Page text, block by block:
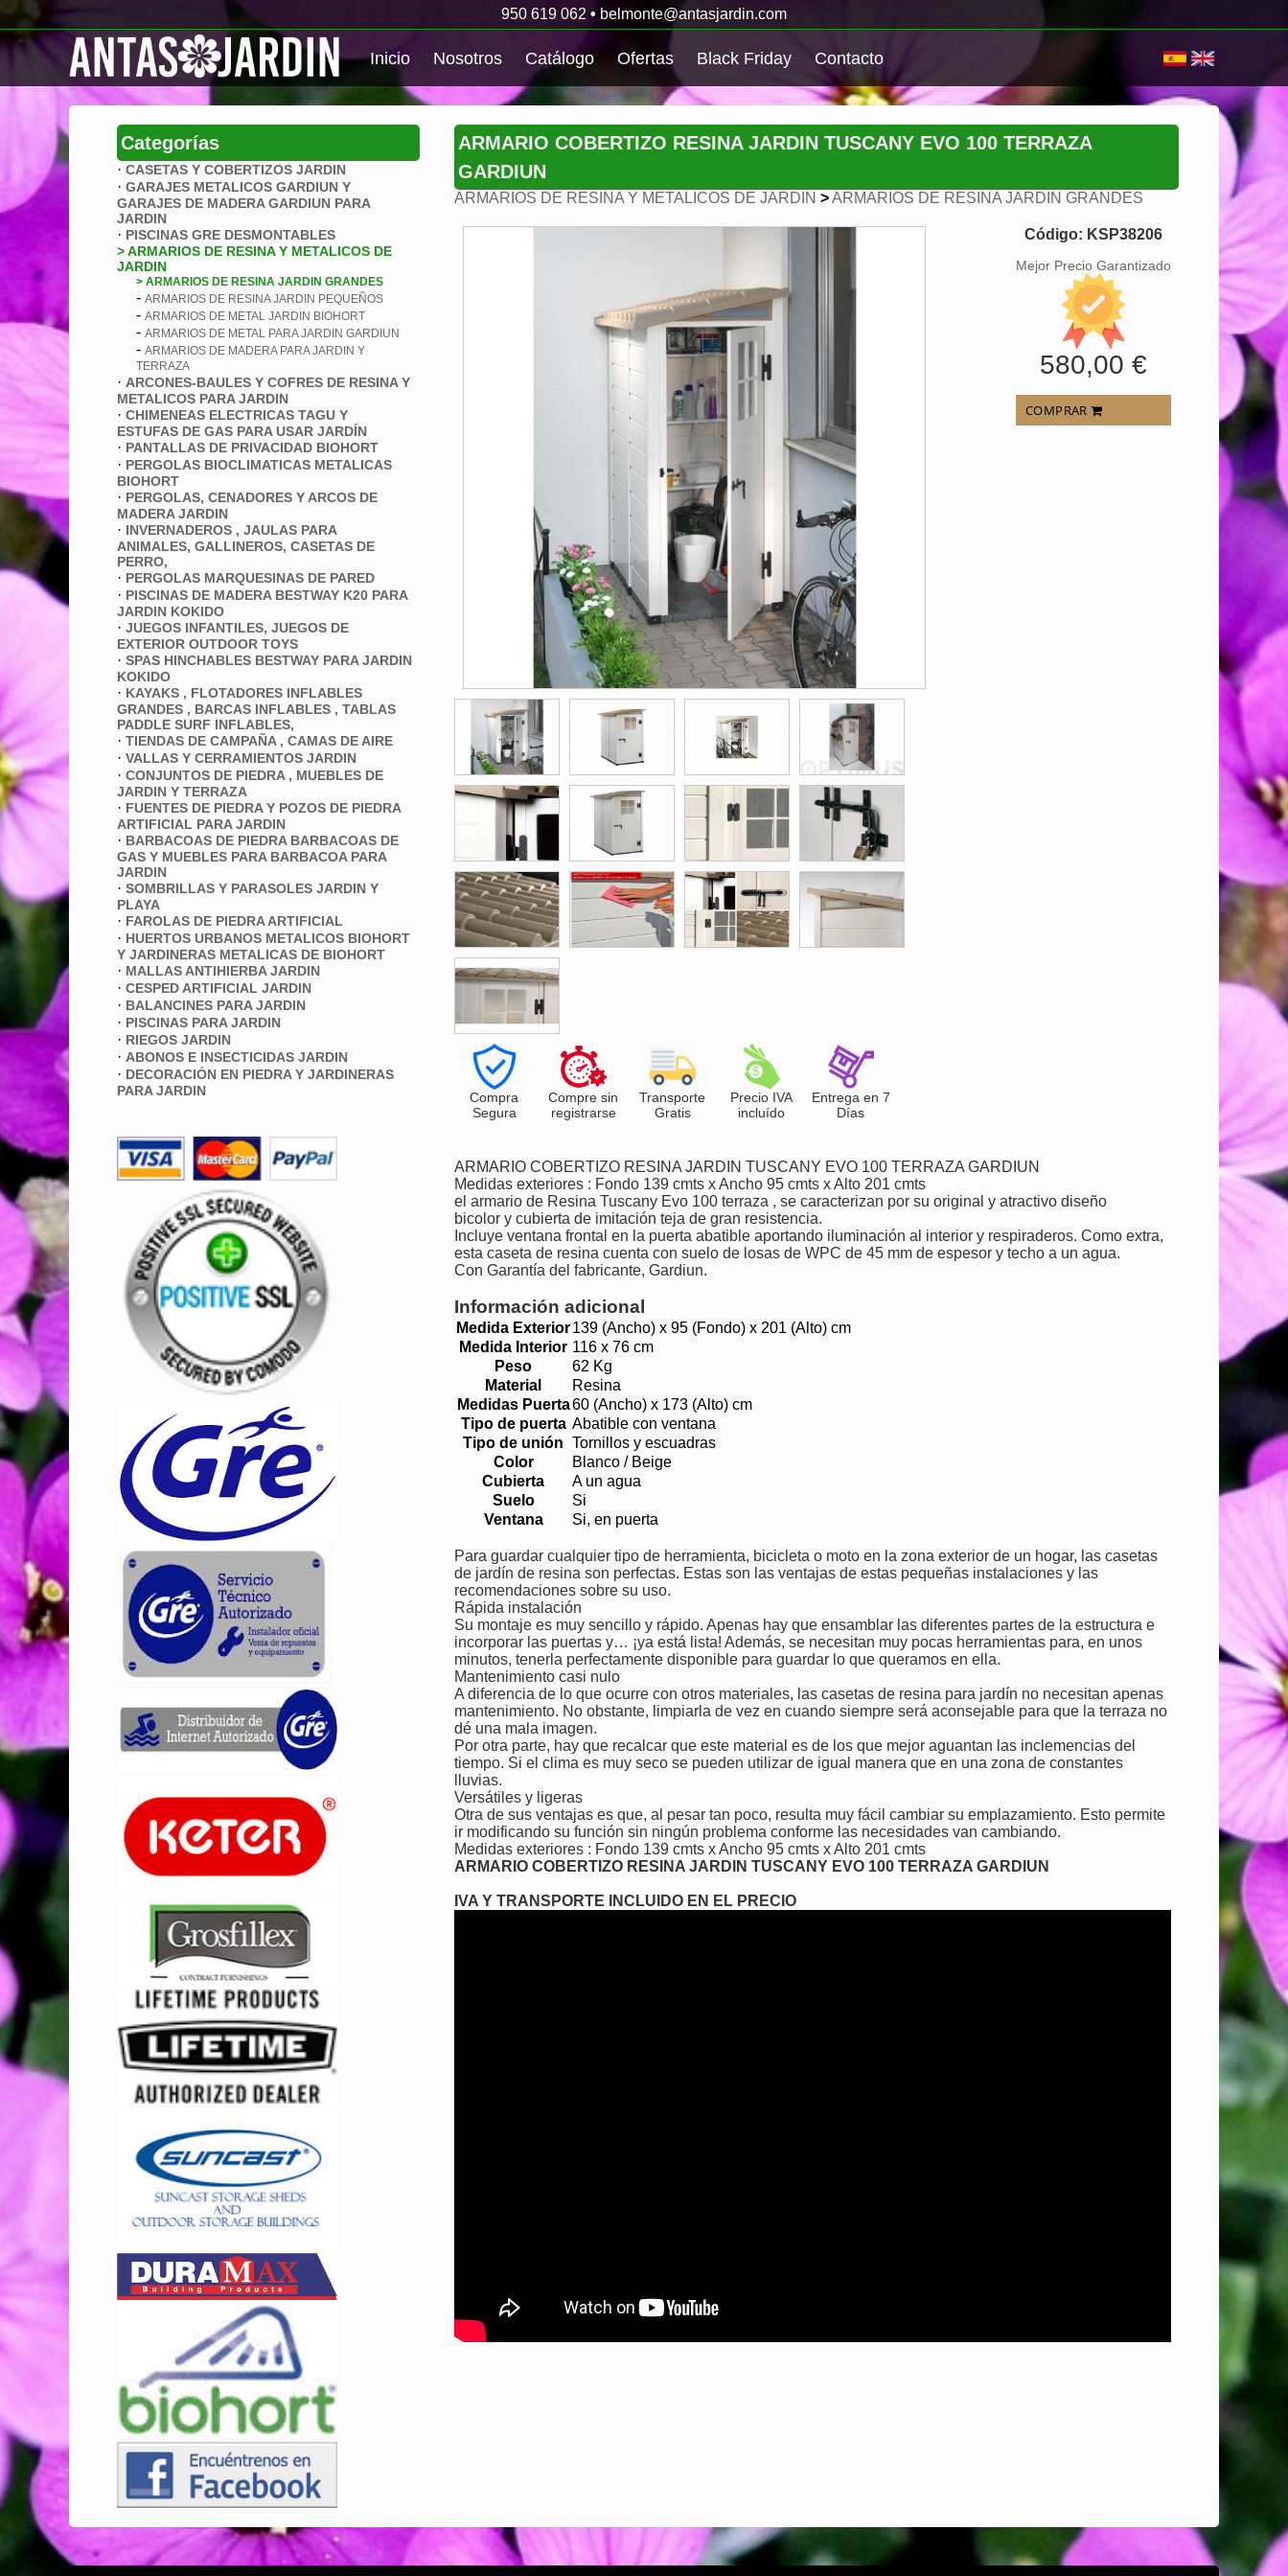
950 619 062 • belmonte@antasjardin.com
Inicio Nosotros Catálogo Ofertas Black Friday Contacto
Categorías
· CASETAS Y COBERTIZOS JARDIN
· GARAJES METALICOS GARDIUN Y
GARAJES DE MADERA GARDIUN PARA
JARDIN
· PISCINAS GRE DESMONTABLES
> ARMARIOS DE RESINA Y METALICOS DE
JARDIN
> ARMARIOS DE RESINA JARDIN GRANDES
- ARMARIOS DE RESINA JARDIN PEQUEÑOS
- ARMARIOS DE METAL JARDIN BIOHORT
- ARMARIOS DE METAL PARA JARDIN GARDIUN
- ARMARIOS DE MADERA PARA JARDIN Y
TERRAZA
· ARCONES-BAULES Y COFRES DE RESINA Y
METALICOS PARA JARDIN
· CHIMENEAS ELECTRICAS TAGU Y
ESTUFAS DE GAS PARA USAR JARDÍN
· PANTALLAS DE PRIVACIDAD BIOHORT
· PERGOLAS BIOCLIMATICAS METALICAS
BIOHORT
· PERGOLAS, CENADORES Y ARCOS DE
MADERA JARDIN
· INVERNADEROS , JAULAS PARA
ANIMALES, GALLINEROS, CASETAS DE
PERRO,
· PERGOLAS MARQUESINAS DE PARED
· PISCINAS DE MADERA BESTWAY K20 PARA
JARDIN KOKIDO
· JUEGOS INFANTILES, JUEGOS DE
EXTERIOR OUTDOOR TOYS
· SPAS HINCHABLES BESTWAY PARA JARDIN
KOKIDO
· KAYAKS , FLOTADORES INFLABLES
GRANDES , BARCAS INFLABLES , TABLAS
PADDLE SURF INFLABLES,
· TIENDAS DE CAMPAÑA , CAMAS DE AIRE
· VALLAS Y CERRAMIENTOS JARDIN
· CONJUNTOS DE PIEDRA , MUEBLES DE
JARDIN Y TERRAZA
· FUENTES DE PIEDRA Y POZOS DE PIEDRA
ARTIFICIAL PARA JARDIN
· BARBACOAS DE PIEDRA BARBACOAS DE
GAS Y MUEBLES PARA BARBACOA PARA
JARDIN
· SOMBRILLAS Y PARASOLES JARDIN Y
PLAYA
· FAROLAS DE PIEDRA ARTIFICIAL
· HUERTOS URBANOS METALICOS BIOHORT
Y JARDINERAS METALICAS DE BIOHORT
· MALLAS ANTIHIERBA JARDIN
· CESPED ARTIFICIAL JARDIN
· BALANCINES PARA JARDIN
· PISCINAS PARA JARDIN
· RIEGOS JARDIN
· ABONOS E INSECTICIDAS JARDIN
· DECORACIÓN EN PIEDRA Y JARDINERAS
PARA JARDIN
ARMARIO COBERTIZO RESINA JARDIN TUSCANY EVO 100 TERRAZA
GARDIUN
ARMARIOS DE RESINA Y METALICOS DE JARDIN >ARMARIOS DE RESINA JARDIN GRANDES
Compra
Segura
Compre sin
registrarse
Transporte
Gratis
Precio IVA
incluído
Entrega en 7
Días
Código: KSP38206
Mejor Precio Garantizado
580,00 €
COMPRAR
ARMARIO COBERTIZO RESINA JARDIN TUSCANY EVO 100 TERRAZA GARDIUN
Medidas exteriores : Fondo 139 cmts x Ancho 95 cmts x Alto 201 cmts
el armario de Resina Tuscany Evo 100 terraza , se caracterizan por su original y atractivo diseño
bicolor y cubierta de imitación teja de gran resistencia.
Incluye ventana frontal en la puerta abatible aportando iluminación al interior y respiraderos. Como extra,
esta caseta de resina cuenta con suelo de losas de WPC de 45 mm de espesor y techo a un agua.
Con Garantía del fabricante, Gardiun.
Información adicional
Medida Exterior139 (Ancho) x 95 (Fondo) x 201 (Alto) cm
Medida Interior 116 x 76 cm
Peso
62 Kg
Material
Resina
Medidas Puerta60 (Ancho) x 173 (Alto) cm
Tipo de puerta Abatible con ventana
Tipo de unión Tornillos y escuadras
Color
Blanco / Beige
Cubierta
A un agua
Suelo
Si
Ventana
Si, en puerta
Para guardar cualquier tipo de herramienta, bicicleta o moto en la zona exterior de un hogar, las casetas
de jardín de resina son perfectas. Estas son las ventajas de estas pequeñas instalaciones y las
recomendaciones sobre su uso.
Rápida instalación
Su montaje es muy sencillo y rápido. Apenas hay que ensamblar las diferentes partes de la estructura e
incorporar las puertas y… ¡ya está lista! Además, se necesitan muy pocas herramientas para, en unos
minutos, tenerla perfectamente disponible para guardar lo que queramos en ella.
Mantenimiento casi nulo
A diferencia de lo que ocurre con otros materiales, las casetas de resina para jardín no necesitan apenas
mantenimiento. No obstante, limpiarla de vez en cuando siempre será aconsejable para que la terraza no
dé una mala imagen.
Por otra parte, hay que recalcar que este material es de los que mejor aguantan las inclemencias del
tiempo. Si el clima es muy seco se pueden utilizar de igual manera que en una zona de constantes
lluvias.
Versátiles y ligeras
Otra de sus ventajas es que, al pesar tan poco, resulta muy fácil cambiar su emplazamiento. Esto permite
ir modificando su función sin ningún problema conforme las necesidades van cambiando.
Medidas exteriores : Fondo 139 cmts x Ancho 95 cmts x Alto 201 cmts
ARMARIO COBERTIZO RESINA JARDIN TUSCANY EVO 100 TERRAZA GARDIUN
IVA Y TRANSPORTE INCLUIDO EN EL PRECIO